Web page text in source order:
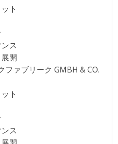
ト
ス
開
ファブリーク GMBH & CO.
ト
ス